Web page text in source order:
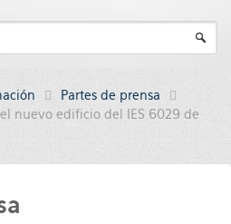
Partes de prensa
nuevo edificio del IES 6029 de